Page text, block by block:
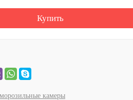
Купить
камеры